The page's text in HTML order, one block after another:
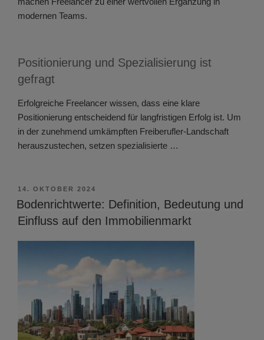
modernen Teams.
Positionierung und Spezialisierung ist
gefragt
Erfolgreiche Freelancer wissen, dass eine klare
Positionierung entscheidend für langfristigen Erfolg ist. Um
in der zunehmend umkämpften Freiberufler-Landschaft
herauszustechen, setzen spezialisierte …
VERÖFFENTLICHT
AM
14. OKTOBER 2024
Bodenrichtwerte: Definition, Bedeutung und
Einfluss auf den Immobilienmarkt